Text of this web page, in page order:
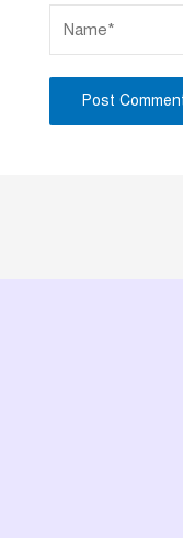
Name*